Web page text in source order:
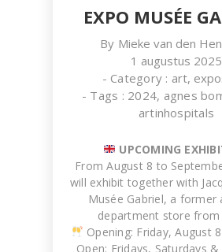
TW119
WORK IN PROGRESS
EXPO MUSÉE
By Mieke van den
1 augustus 2025
- Category : art,
- Tags : 2024, agnes
artinhospitals
UPCOMING
From August 8 to
will exhibit together with
Musée Gabriel, a former
department store from
Opening: Friday, August
Open: Fridays, Saturdays